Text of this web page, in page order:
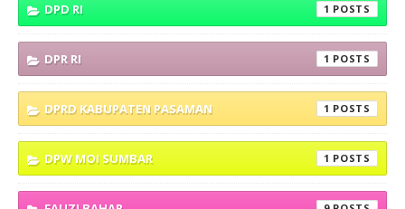
DPD RI 1
DPR RI 1
DPRD KABUPATEN PASAMAN 1
DPW MOI SUMBAR 1